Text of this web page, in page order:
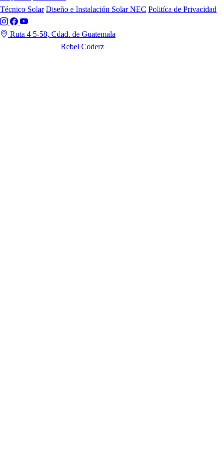
Técnico Solar Diseño e Instalación Solar NEC Politíca de Privacidad
Ruta 4 5-58, Cdad. de Guatemala
Rebel Coderz